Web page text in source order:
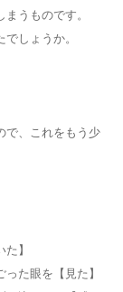
うものです。
しょうか。
で、これをもう少
】
た眼を【見た】